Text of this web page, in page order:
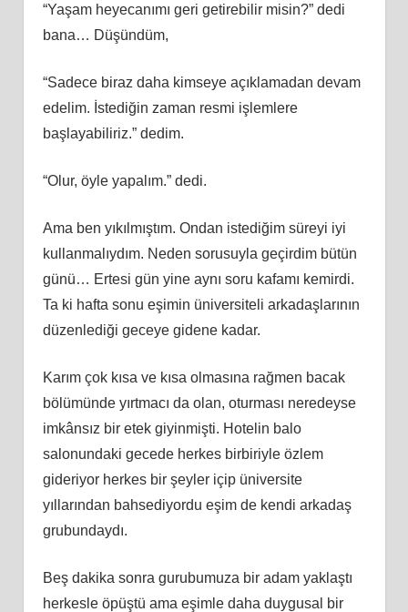
“Yaşam heyecanımı geri getirebilir misin?” dedi
bana… Düşündüm,
“Sadece biraz daha kimseye açıklamadan devam
edelim. İstediğin zaman resmi işlemlere
başlayabiliriz.” dedim.
“Olur, öyle yapalım.” dedi.
Ama ben yıkılmıştım. Ondan istediğim süreyi iyi
kullanmalıydım. Neden sorusuyla geçirdim bütün
günü… Ertesi gün yine aynı soru kafamı kemirdi.
Ta ki hafta sonu eşimin üniversiteli arkadaşlarının
düzenlediği geceye gidene kadar.
Karım çok kısa ve kısa olmasına rağmen bacak
bölümünde yırtmacı da olan, oturması neredeyse
imkânsız bir etek giyinmişti. Hotelin balo
salonundaki gecede herkes birbiriyle özlem
gideriyor herkes bir şeyler içip üniversite
yıllarından bahsediyordu eşim de kendi arkadaş
grubundaydı.
Beş dakika sonra gurubumuza bir adam yaklaştı
herkesle öpüştü ama eşimle daha duygusal bir